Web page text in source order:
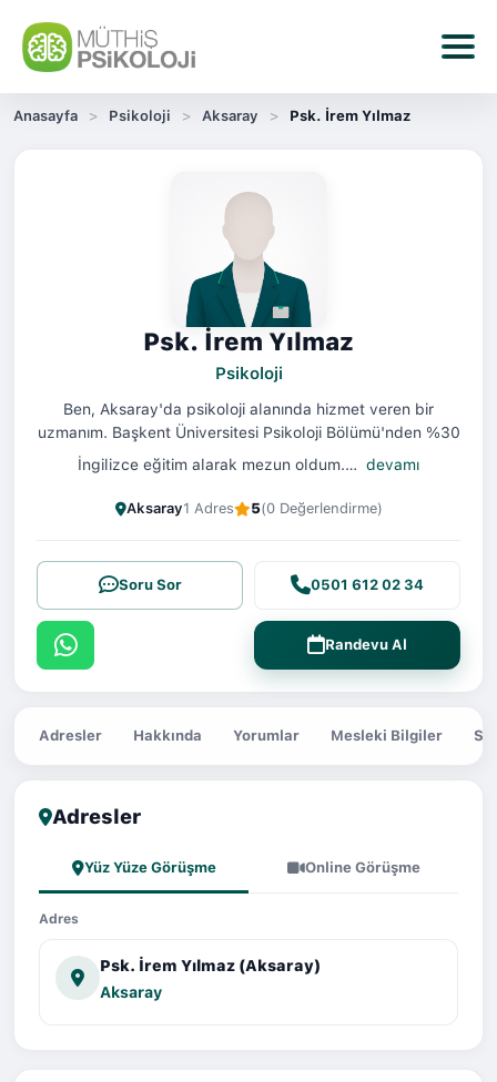
Anasayfa Psikoloji Aksaray Psk. İrem Yılmaz
Psk. İrem Yılmaz
Psikoloji
Ben, Aksaray'da psikoloji alanında hizmet veren bir
uzmanım. Başkent Üniversitesi Psikoloji Bölümü'nden %30
İngilizce eğitim alarak mezun oldum.… devamı
Aksaray1 Adres 5(0 Değerlendirme)
Soru Sor 0501 612 02 34
Randevu Al
Adresler Hakkında Yorumlar Mesleki Bilgiler
Adresler
Yüz Yüze Görüşme Online Görüşme
Adres
Psk. İrem Yılmaz (Aksaray)
Aksaray